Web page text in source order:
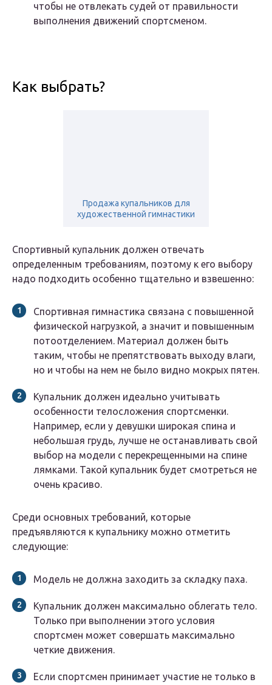
чтобы не отвлекать судей от правильности
выполнения движений спортсменом.
Как выбрать?
Продажа купальников для
художественной гимнастики
Спортивный купальник должен отвечать
определенным требованиям, поэтому к его выбору
надо подходить особенно тщательно и взвешенно:
Спортивная гимнастика связана с повышенной
физической нагрузкой, а значит и повышенным
потоотделением. Материал должен быть
таким, чтобы не препятствовать выходу влаги,
но и чтобы на нем не было видно мокрых пятен.
Купальник должен идеально учитывать
особенности телосложения спортсменки.
Например, если у девушки широкая спина и
небольшая грудь, лучше не останавливать свой
выбор на модели с перекрещенными на спине
лямками. Такой купальник будет смотреться не
очень красиво.
Среди основных требований, которые
предъявляются к купальнику можно отметить
следующие:
Модель не должна заходить за складку паха.
Купальник должен максимально облегать тело.
Только при выполнении этого условия
спортсмен может совершать максимально
четкие движения.
Если спортсмен принимает участие не только в